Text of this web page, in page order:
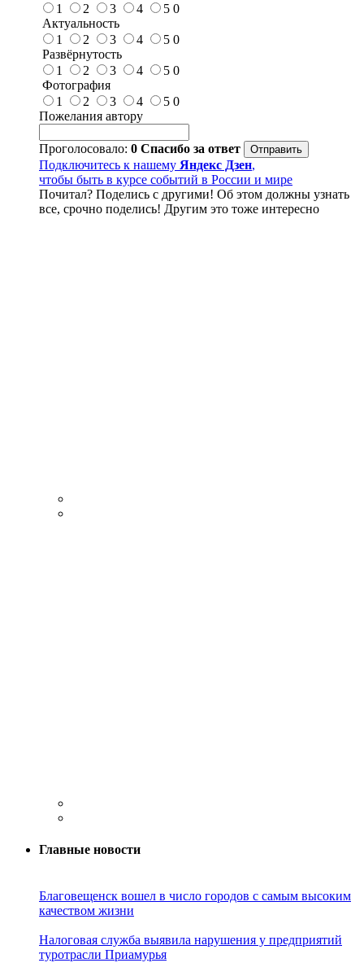
1
2 3 4 5 0
Актуальность
1
2 3 4 5 0
Развёрнутость
1
2 3 4 5 0
Фотография
1
2 3 4 5 0
Пожелания автору
Проголосовало: 0 Спасибо за ответ
Подключитесь к нашему Яндекс Дзен,
чтобы быть в курсе событий в России и мире
Почитал? Поделись с другими! Об этом должны узнать
все, срочно поделись! Другим это тоже интересно
Главные новости
Благовещенск вошел в число городов с самым высоким
качеством жизни
Налоговая служба выявила нарушения у предприятий
туротрасли Приамурья